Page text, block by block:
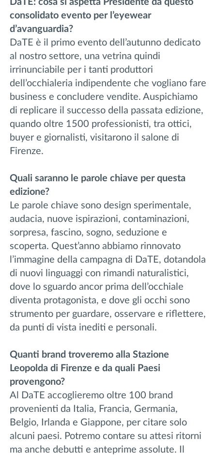
DaTE: cosa si aspetta Presidente da questo
consolidato evento per l’eyewear
d’avanguardia?
DaTE è il primo evento dell’autunno dedicato
al nostro settore, una vetrina quindi
irrinunciabile per i tanti produttori
dell’occhialeria indipendente che vogliano fare
business e concludere vendite. Auspichiamo
di replicare il successo della passata edizione,
quando oltre 1500 professionisti, tra ottici,
buyer e giornalisti, visitarono il salone di
Firenze.
Quali saranno le parole chiave per questa
edizione?
Le parole chiave sono design sperimentale,
audacia, nuove ispirazioni, contaminazioni,
sorpresa, fascino, sogno, seduzione e
scoperta. Quest’anno abbiamo rinnovato
l’immagine della campagna di DaTE, dotandola
di nuovi linguaggi con rimandi naturalistici,
dove lo sguardo ancor prima dell’occhiale
diventa protagonista, e dove gli occhi sono
strumento per guardare, osservare e riflettere,
da punti di vista inediti e personali.
Quanti brand troveremo alla Stazione
Leopolda di Firenze e da quali Paesi
provengono?
Al DaTE accoglieremo oltre 100 brand
provenienti da Italia, Francia, Germania,
Belgio, Irlanda e Giappone, per citare solo
alcuni paesi. Potremo contare su attesi ritorni
ma anche debutti e anteprime assolute. Il